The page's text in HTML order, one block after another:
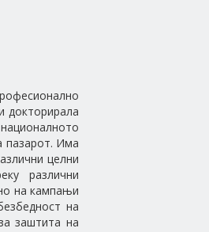
докторирала
пазарот. Има
целни
различни
на кампањи
на
заштита на